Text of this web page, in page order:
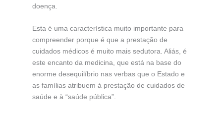
doença.
Esta é uma característica muito importante para
compreender porque é que a prestação de
cuidados médicos é muito mais sedutora. Aliás, é
este encanto da medicina, que está na base do
enorme desequilíbrio nas verbas que o Estado e
as famílias atribuem à prestação de cuidados de
saúde e à “saúde pública”.